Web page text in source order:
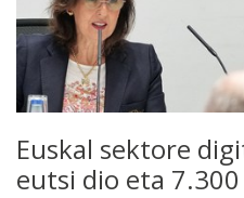
Euskal sektore
eutsi dio eta